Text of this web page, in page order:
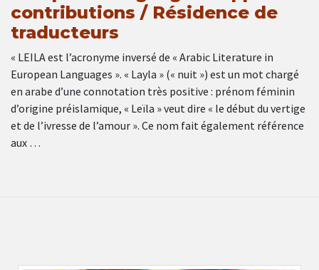
contributions / Résidence de
traducteurs
« LEILA est l’acronyme inversé de « Arabic Literature in
European Languages ». « Layla » (« nuit ») est un mot chargé
en arabe d’une connotation très positive : prénom féminin
d’origine préislamique, « Leïla » veut dire « le début du vertige
et de l’ivresse de l’amour ». Ce nom fait également référence
aux …